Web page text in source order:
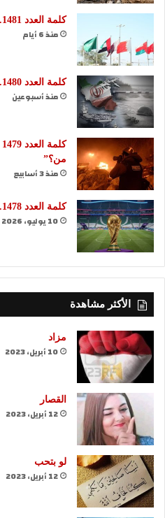
كلمة العدد 1481.. “”من الاحتواء إلى الإقصاء””
منذ 6 أيام
كلمة العدد 1480.. “”حرب جديدة لم تُحسم نهايتها””
منذ أسبوعين
من؟”
منذ 3 أسابيع
كلمة العدد 1478.. (الكورة)… هرمون السعادة
10 يوليو، 2026
الأكثر مشاهدة
مزاد
10 أبريل، 2023
القصار
12 أبريل، 2023
لو بتحب
12 أبريل، 2023